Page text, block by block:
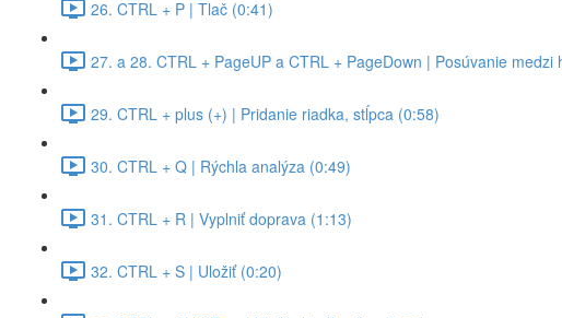
26. CTRL + P | Tlač (0:41)
27. a 28. CTRL + PageUP a CTRL + PageDown | Posúvanie medzi
29. CTRL + plus (+) | Pridanie riadka, stĺpca (0:58)
30. CTRL + Q | Rýchla analýza (0:49)
31. CTRL + R | Vyplniť doprava (1:13)
32. CTRL + S | Uložiť (0:20)